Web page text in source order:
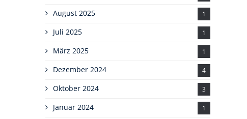
August 2025 1
Juli 2025 1
März 2025 1
Dezember 2024 4
Oktober 2024 3
Januar 2024 1